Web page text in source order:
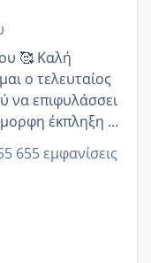
🥰 Καλή
ο τελευταίος
να επιφυλάσσει
έκπληξη 🧿
655 εμφανίσεις